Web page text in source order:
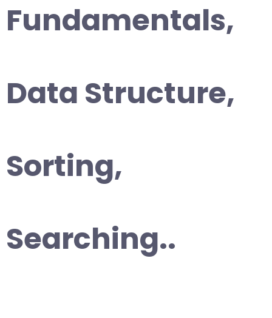
Fundamentals,
Data Structure,
Sorting,
Searching..